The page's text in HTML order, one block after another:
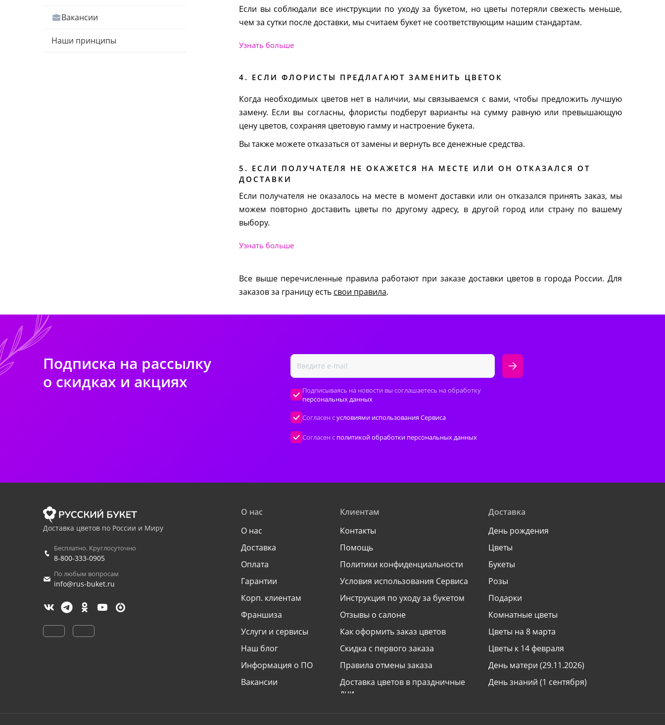
Вакансии
Наши принципы
Если вы соблюдали все инструкции по уходу за букетом, но цветы потеряли свежесть меньше,
чем за сутки после доставки, мы считаем букет не соответствующим нашим стандартам.
Узнать больше
4. ЕСЛИ ФЛОРИСТЫ ПРЕДЛАГАЮТ ЗАМЕНИТЬ ЦВЕТОК
Когда необходимых цветов нет в наличии, мы связываемся с вами, чтобы предложить лучшую
замену. Если вы согласны, флористы подберут варианты на сумму равную или превышающую
цену цветов, сохраняя цветовую гамму и настроение букета.
Вы также можете отказаться от замены и вернуть все денежные средства.
5. ЕСЛИ ПОЛУЧАТЕЛЯ НЕ ОКАЖЕТСЯ НА МЕСТЕ ИЛИ ОН ОТКАЗАЛСЯ ОТ
ДОСТАВКИ
Если получателя не оказалось на месте в момент доставки или он отказался принять заказ, мы
можем повторно доставить цветы по другому адресу, в другой город или страну по вашему
выбору.
Узнать больше
Все выше перечисленные правила работают при заказе доставки цветов в города России. Для
заказов за границу есть свои правила.
Подписка на рассылку
о скидках и акциях
Подписываясь на новости вы соглашаетесь на обработку
персональных данных
Согласен сусловиями использования Сервиса
Согласен с политикой обработки персональных данных
Доставка цветов по России и Миру
Бесплатно. Круглосуточно
8-800-333-0905
По любым вопросам
info@rus-buket.ru
О нас
О нас
Доставка
Оплата
Гарантии
Корп. клиентам
Франшиза
Услуги и сервисы
Наш блог
Информация о ПО
Вакансии
Клиентам
Контакты
Помощь
Политики конфиденциальности
Условия использования Сервиса
Инструкция по уходу за букетом
Отзывы о салоне
Как оформить заказ цветов
Скидка с первого заказа
Правила отмены заказа
Доставка цветов в праздничные
дни
Доставка
День рождения
Цветы
Букеты
Розы
Подарки
Комнатные цветы
Цветы на 8 марта
Цветы к 14 февраля
День матери (29.11.2026)
День знаний (1 сентября)